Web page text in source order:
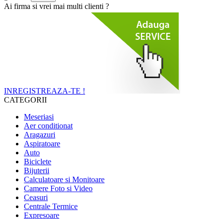
Ai firma si vrei mai multi clienti ?
INREGISTREAZA-TE !
CATEGORII
Meseriasi
Aer conditionat
Aragazuri
Aspiratoare
Auto
Biciclete
Bijuterii
Calculatoare si Monitoare
Camere Foto si Video
Ceasuri
Centrale Termice
Expresoare